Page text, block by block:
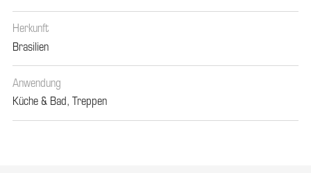
Herkunft
Brasilien
Anwendung
Küche & Bad, Treppen